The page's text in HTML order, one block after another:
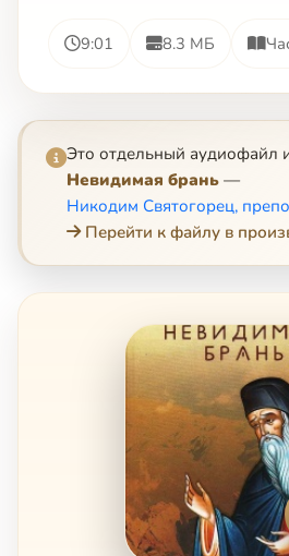
9:01 8.3 МБ
Это отдельный аудиофайл
Невидимая брань —
Никодим Святогорец,
Перейти к файлу в